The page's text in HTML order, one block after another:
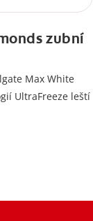
zubní
Max White